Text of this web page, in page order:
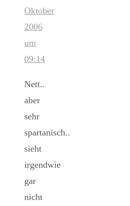
Oktober
2006
um
09:14
Nett..
aber
sehr
spartanisch..
sieht
irgendwie
gar
nicht